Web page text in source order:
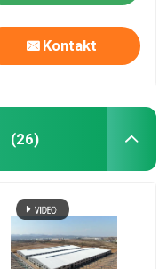
Kontakt
(26)